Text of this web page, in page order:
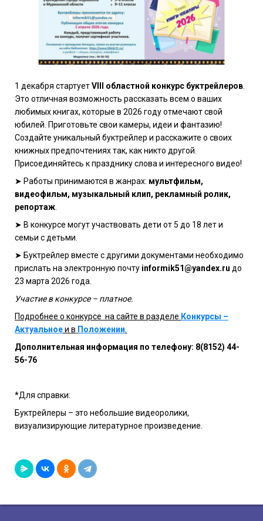
1 декабря стартуетVIII областной конкурс буктрейлеров
Это отличная возможность рассказать всем о ваших
любимых книгах, которые в 2026 году отмечают свой
юбилей. Приготовьте свои камеры, идеи и фантазию!
Создайте уникальный буктрейлер и расскажите о своих
книжных предпочтениях так, как никто другой.
Присоединяйтесь к празднику слова и интересного видео!
➤ Работы принимаются в жанрах: мультфильм,
видеофильм, музыкальный клип, рекламный ролик,
репортаж
➤ В конкурсе могут участвовать дети от 5 до 18 лет и
семьи с детьми.
➤ Буктрейлер вместе с другими документами необходимо
прислать на электронную почту informik51@yandex.ru до
23 марта 2026 года.
Участие в конкурсе – платное.
Подробнее о конкурсе на сайте в разделе Конкурсы –
Актуальноеи в Положении
Дополнительная информация по телефону: 8(8152) 44-
56-76
*Для справки:
Буктрейлеры – это небольшие видеоролики,
визуализирующие литературное произведение.